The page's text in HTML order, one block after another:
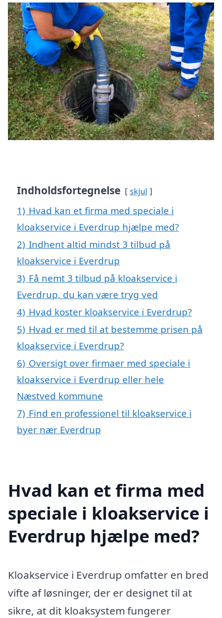
Indholdsfortegnelse skjul
1) Hvad kan et firma med speciale i
kloakservice i Everdrup hjælpe med?
2) Indhent altid mindst 3 tilbud på
kloakservice i Everdrup
3) Få nemt 3 tilbud på kloakservice i
Everdrup, du kan være tryg ved
4) Hvad koster kloakservice i Everdrup?
5) Hvad er med til at bestemme prisen på
kloakservice i Everdrup?
6) Oversigt over firmaer med speciale i
kloakservice i Everdrup eller hele
Næstved kommune
7) Find en professionel til kloakservice i
byer nær Everdrup
Hvad kan et firma med
speciale i kloakservice i
Everdrup hjælpe med?
Kloakservice i Everdrup omfatter en bred
vifte af løsninger, der er designet til at
sikre, at dit kloaksystem fungerer